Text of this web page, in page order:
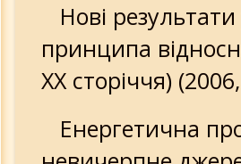
Нові результати
принципа
ХХ сторіччя)
Енергетична